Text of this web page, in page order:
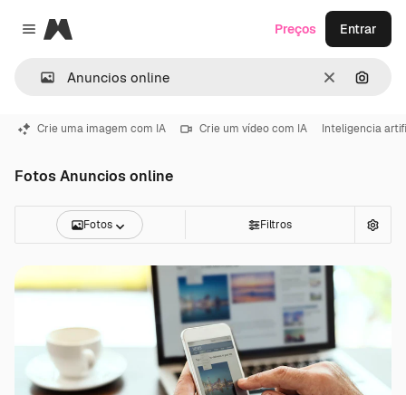
Close menu
Magnific
Limpar
Preços Entrar
Crie uma imagem com IA Crie um vídeo com IA Inteligencia
Fotos Anuncios online
Fotos Filtros